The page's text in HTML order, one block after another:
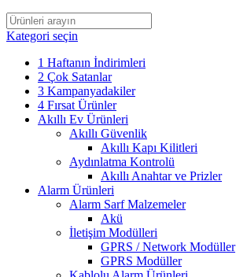
Kategori seçin
1 Haftanın İndirimleri
2 Çok Satanlar
3 Kampanyadakiler
4 Fırsat Ürünler
Akıllı Ev Ürünleri
Akıllı Güvenlik
Akıllı Kapı Kilitleri
Aydınlatma Kontrolü
Akıllı Anahtar ve Prizler
Alarm Ürünleri
Alarm Sarf Malzemeler
Akü
İletişim Modülleri
GPRS / Network Modüller
GPRS Modüller